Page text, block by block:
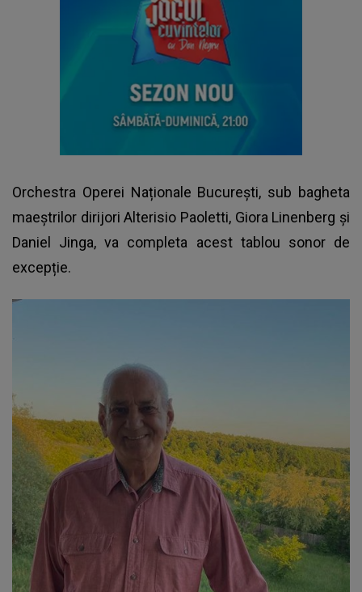
Orchestra Operei Naționale București, sub bagheta
maeștrilor dirijori Alterisio Paoletti, Giora Linenberg și
Daniel Jinga, va completa acest tablou sonor de
excepție.